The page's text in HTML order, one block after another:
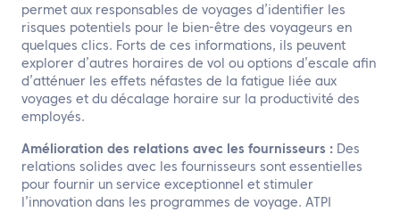
permet aux responsables de voyages d’identifier les
risques potentiels pour le bien-être des voyageurs en
quelques clics. Forts de ces informations, ils peuvent
explorer d’autres horaires de vol ou options d’escale afin
d’atténuer les effets néfastes de la fatigue liée aux
voyages et du décalage horaire sur la productivité des
employés.
Amélioration des relations avec les fournisseurs : Des
relations solides avec les fournisseurs sont essentielles
pour fournir un service exceptionnel et stimuler
l’innovation dans les programmes de voyage. ATPI